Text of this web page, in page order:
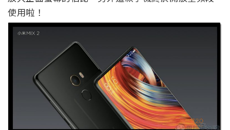
使用啦！